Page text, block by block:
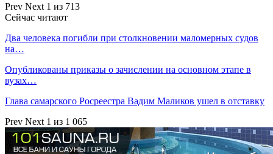
Prev Next 1 из 713
Сейчас читают
Два человека погибли при столкновении маломерных судов
на…
Опубликованы приказы о зачислении на основном этапе в
вузах…
Глава самарского Росреестра Вадим Маликов ушел в отставку
Prev Next 1 из 1 065